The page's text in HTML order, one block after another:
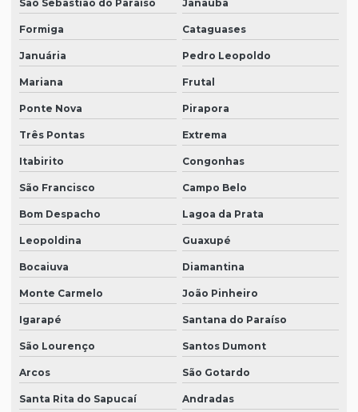
São Sebastião do Paraíso Janaúba
Formiga Cataguases
Januária Pedro Leopoldo
Mariana Frutal
Ponte Nova Pirapora
Três Pontas Extrema
Itabirito Congonhas
São Francisco Campo Belo
Bom Despacho Lagoa da Prata
Leopoldina Guaxupé
Bocaiuva Diamantina
Monte Carmelo João Pinheiro
Igarapé Santana do Paraíso
São Lourenço Santos Dumont
Arcos São Gotardo
Santa Rita do Sapucaí Andradas